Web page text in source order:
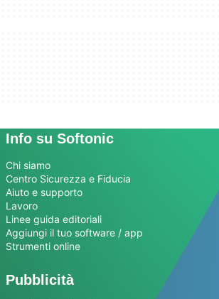
Info su Softonic
Chi siamo
Centro Sicurezza e Fiducia
Aiuto e supporto
Lavoro
Linee guida editoriali
Aggiungi il tuo software / app
Strumenti online
Pubblicità